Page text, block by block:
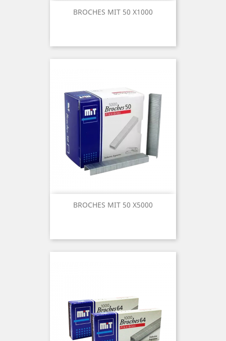
BROCHES MIT 50 X1000
BROCHES MIT 50 X5000